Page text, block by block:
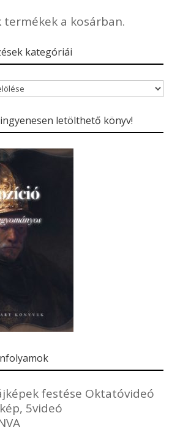
termékek a kosárban.
kategóriái
letölthető könyv!
festése Oktatóvideó
5videó